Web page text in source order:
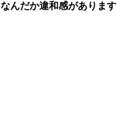
なんだか違和感があります